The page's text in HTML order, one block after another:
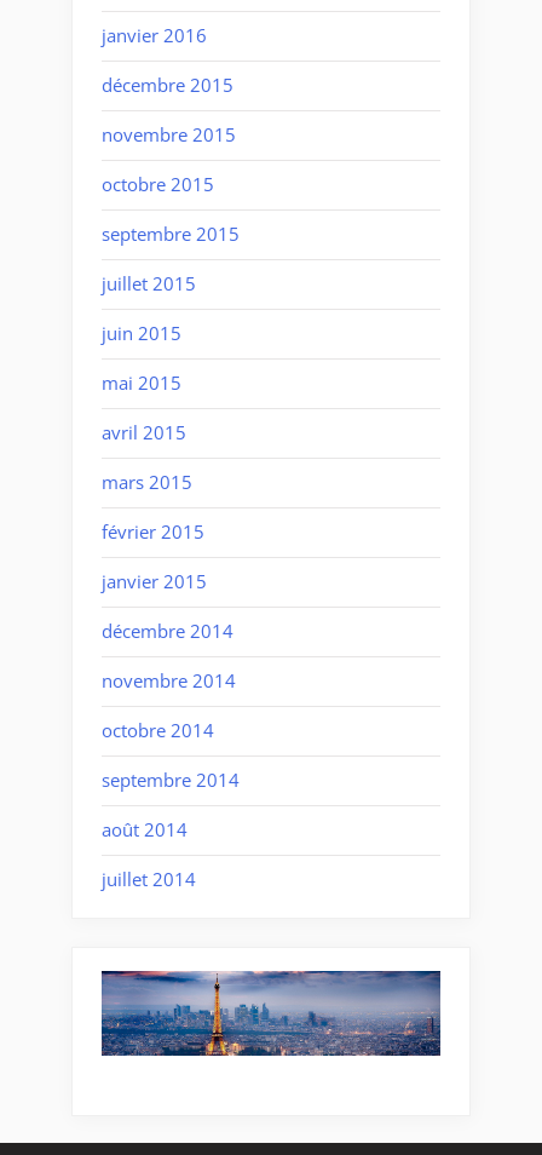
janvier 2016
décembre 2015
novembre 2015
octobre 2015
septembre 2015
juillet 2015
juin 2015
mai 2015
avril 2015
mars 2015
février 2015
janvier 2015
décembre 2014
novembre 2014
octobre 2014
septembre 2014
août 2014
juillet 2014